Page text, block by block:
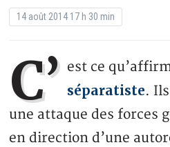
14 août 2014 17 h 30 min
C’ est ce
séparatiste.
une attaque des forces
en direction d’une